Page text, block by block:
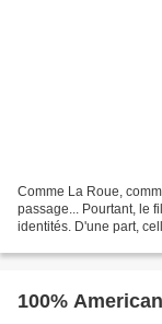
Comme La Roue,
passage... Pourtant, le
identités. D'une part,
100%